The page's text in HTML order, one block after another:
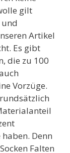
gilt
Artikel
Es gibt
die zu 100
Vorzüge.
Denn
Falten